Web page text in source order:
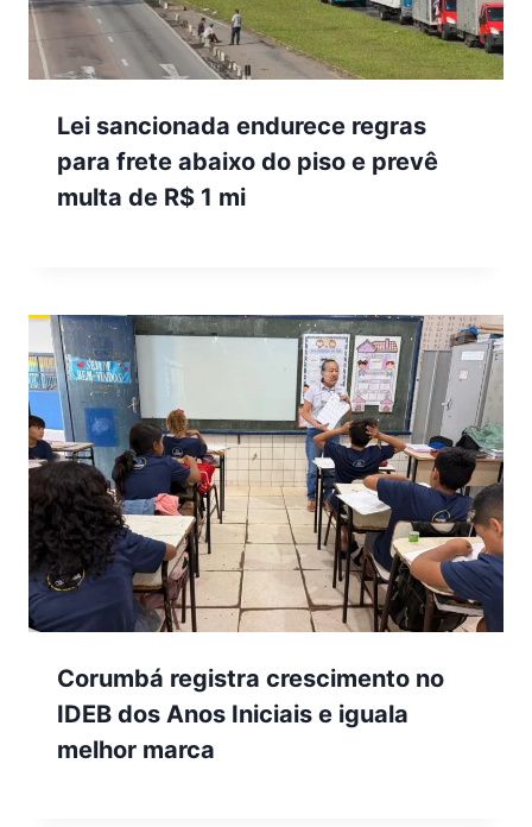
Lei sancionada endurece regras
para frete abaixo do piso e prevê
multa de R$ 1 mi
Corumbá registra crescimento no
IDEB dos Anos Iniciais e iguala
melhor marca